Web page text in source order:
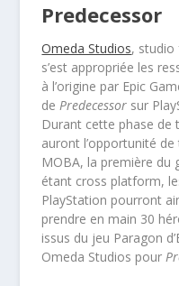
Predecessor
Omeda Studios, studio
s’est appropriée les
à l’origine par Epic
dePredecessor sur
Durant cette phase de
auront l’opportunité
MOBA, la première du
étant cross platform,
PlayStation pourront
prendre en main 30
issus du jeu Paragon
Omeda Studios pour